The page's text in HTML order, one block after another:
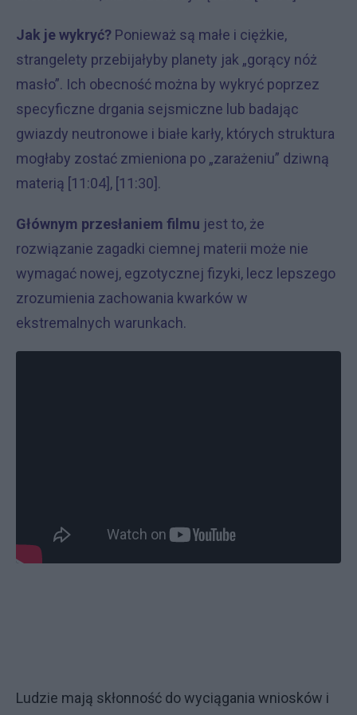
Jak je wykryć? Ponieważ są małe i ciężkie,
strangelety przebijałyby planety jak „gorący nóż
masło”. Ich obecność można by wykryć poprzez
specyficzne drgania sejsmiczne lub badając
gwiazdy neutronowe i białe karły, których struktura
mogłaby zostać zmieniona po „zarażeniu” dziwną
materią [11:04], [11:30].
Głównym przesłaniem filmu jest to, że
rozwiązanie zagadki ciemnej materii może nie
wymagać nowej, egzotycznej fizyki, lecz lepszego
zrozumienia zachowania kwarków w
ekstremalnych warunkach.
Ludzie mają skłonność do wyciągania wniosków i